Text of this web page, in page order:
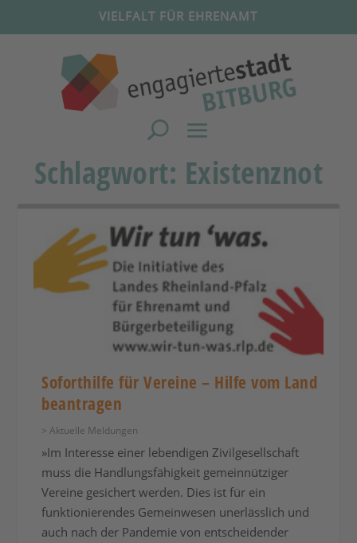
VIELFALT FÜR EHRENAMT
Schlagwort: Existenznot
Soforthilfe für Vereine – Hilfe vom Land
beantragen
> Aktuelle Meldungen
»Im Interesse einer lebendigen Zivilgesellschaft
muss die Handlungsfähigkeit gemeinnütziger
Vereine gesichert werden. Dies ist für ein
funktionierendes Gemeinwesen unerlässlich und
auch nach der Pandemie von entscheidender